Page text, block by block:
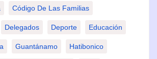
Código De Las Familias
Delegados Deporte Educación
Guantánamo Hatibonico